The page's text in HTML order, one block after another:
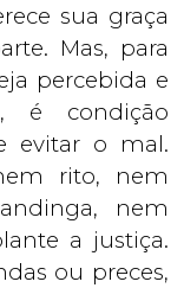
sua graça
Mas, para
percebida e
é condição
evitar o mal.
rito, nem
nem
a justiça.
ou preces,